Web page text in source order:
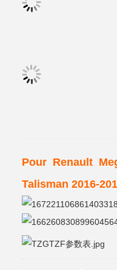
Pour Renault
Talisman 2016-